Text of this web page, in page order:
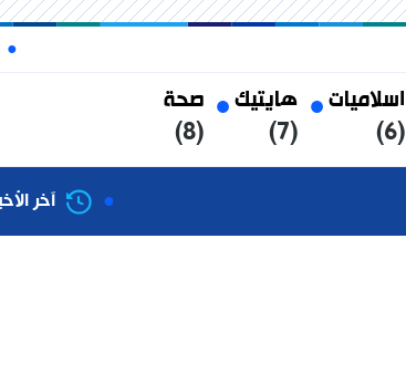
اسلاميات
(6)
هايتيك
(7)
صحة
(8)
آخر